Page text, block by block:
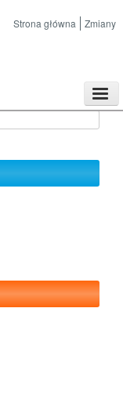
Strona główna Zmiany